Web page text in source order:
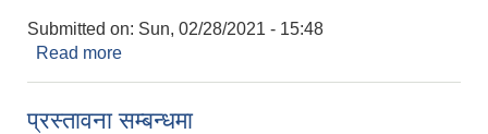
Submitted on: Sun, 02/28/2021 - 15:48
Read more
प्रस्तावना सम्बन्धमा